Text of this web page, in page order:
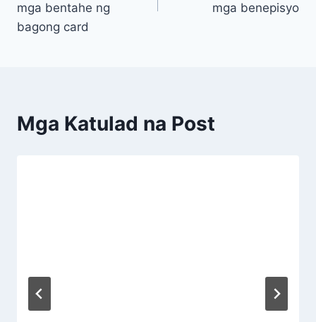
mga bentahe ng
bagong card
mga benepisyo
Mga Katulad na Post